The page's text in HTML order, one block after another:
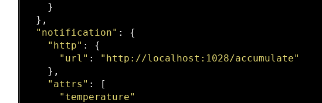
    }
  },
"notification" : {
"http" : {
"url" : "http://localhost:1028/accumulate"
    },
"attrs" : [
"temperature"